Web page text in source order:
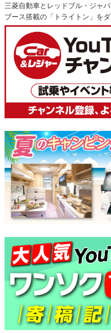
三菱自動車とレッドブル・ジャ
ブース搭載の「トライトン」を